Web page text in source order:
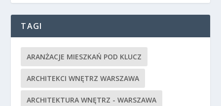
TAGI
ARANŻACJE MIESZKAŃ POD KLUCZ
ARCHITEKCI WNĘTRZ WARSZAWA
ARCHITEKTURA WNĘTRZ - WARSZAWA